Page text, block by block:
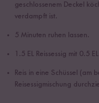
geschlossenem Deckel
verdampft ist.
5 Minuten ruhen lassen.
1.5 EL Reissessig mit 0.5
Reis in eine Schüssel (am
Reisessigmischung